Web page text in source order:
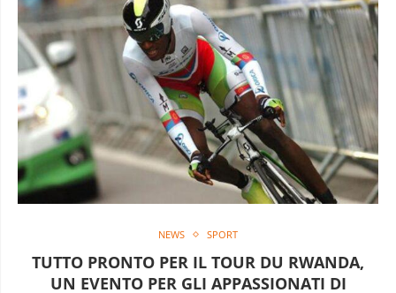
NEWS SPORT
TUTTO PRONTO PER IL TOUR DU RWANDA,
UN EVENTO PER GLI APPASSIONATI DI